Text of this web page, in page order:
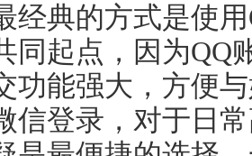
经典的方式是使
同起点，因为QQ
功能强大，方便
信登录，对于日